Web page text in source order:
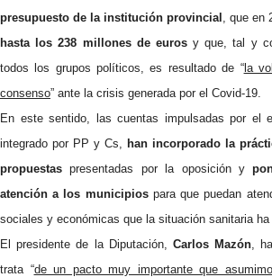
presupuesto de la institución provincial , que en
hasta los 238 millones de eurosy que, tal y
todos los grupos políticos, es resultado de “la
consenso” ante la crisis generada por el Covid-19.
En este sentido, las cuentas impulsadas por el
integrado por PP y Cs, han incorporado la
propuestaspresentadas por la oposición y
atención a los municipiospara que puedan
sociales y económicas que la situación sanitaria ha
El presidente de la Diputación, Carlos Mazón,
trata “de un pacto muy importante que